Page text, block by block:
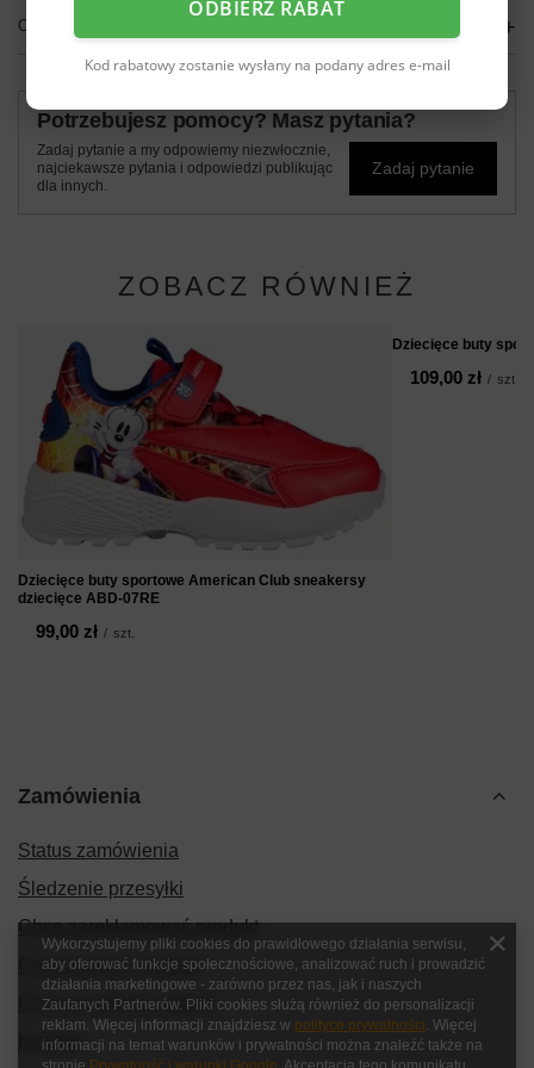
OPINIE
Potrzebujesz pomocy? Masz pytania?
Zadaj pytanie a my odpowiemy niezwłocznie,
najciekawsze pytania i odpowiedzi publikując
dla innych.
Zadaj pytanie
ZOBACZ RÓWNIEŻ
Dziecięce buty sportowe American Club sneakersy
dziecięce ABD-07RE
99,00 zł / szt.
Dziecięce buty
109,00 zł / szt.
Zamówienia
Status zamówienia
Śledzenie przesyłki
Chcę zareklamować produkt
Chcę zwrócić produkt
Chcę wymienić produkt
Kontakt
ODBIERZ RABAT
Kod rabatowy zostanie wysłany na podany adres e-mail
Wykorzystujemy pliki cookies do prawidłowego działania serwisu,
aby oferować funkcje społecznościowe, analizować ruch i prowadzić
działania marketingowe - zarówno przez nas, jak i naszych
Zaufanych Partnerów. Pliki cookies służą również do personalizacji
reklam. Więcej informacji znajdziesz w polityce prywatności. Więcej
informacji na temat warunków i prywatności można znaleźć także na